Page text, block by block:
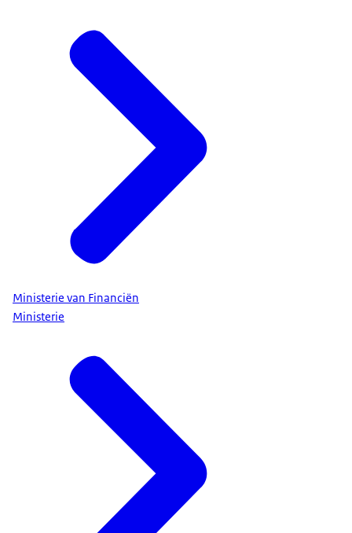
Ministerie van Financiën
Ministerie